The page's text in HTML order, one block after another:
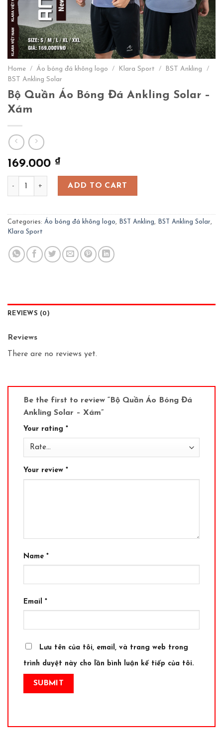
Home / Áo bóng đá không logo / Klara Sport / BST Ankling
/
BST Ankling Solar
Bộ Quần Áo Bóng Đá Ankling Solar –
Xám
169.000 ₫
Bộ Quần Áo Bóng Đá Ankling Solar – Xám quantity
ADD TO CART
Categories: Áo bóng đá không logo, BST Ankling, BST Ankling Solar,
Klara Sport
REVIEWS (0)
Reviews
There are no reviews yet.
Be the first to review “Bộ Quần Áo Bóng Đá
Ankling Solar – Xám”
Your rating *
Your review *
Name *
Email *
Lưu tên của tôi, email, và trang web trong
trình duyệt này cho lần bình luận kế tiếp của tôi.